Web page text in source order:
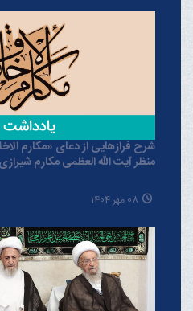
شرح فرازهایی از دعای «مکارم
منظر آیت الله العظمی مکارم
08 مهر 1404